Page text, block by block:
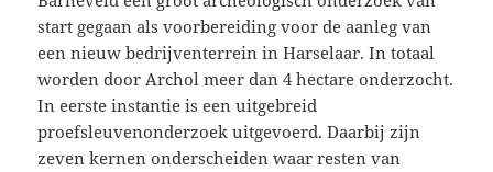
start gegaan als voorbereiding voor de aanleg van
een nieuw bedrijventerrein in Harselaar. In totaal
worden door Archol meer dan 4 hectare onderzocht.
In eerste instantie is een uitgebreid
proefsleuvenonderzoek uitgevoerd. Daarbij zijn
zeven kernen onderscheiden waar resten van